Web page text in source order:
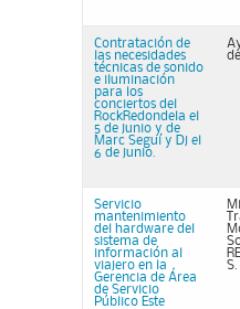
Contratación de
las necesidades
técnicas de sonido
e iluminación
para los
conciertos del
RockRedondela el
5 de junio y de
Marc Seguí y Dj el
6 de junio.
Servicio
mantenimiento
del hardware del
sistema de
información al
viajero en la
Gerencia de Área
de Servicio
Público Este
S.